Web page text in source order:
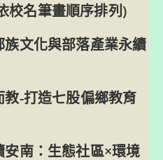
校名筆畫順序排列)
文化與部落產業永續
-打造七股偏鄉教育
南：生態社區×環境